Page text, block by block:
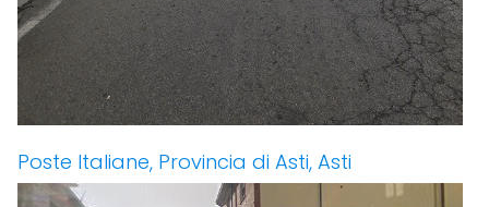
Poste Italiane, Provincia di Asti, Asti